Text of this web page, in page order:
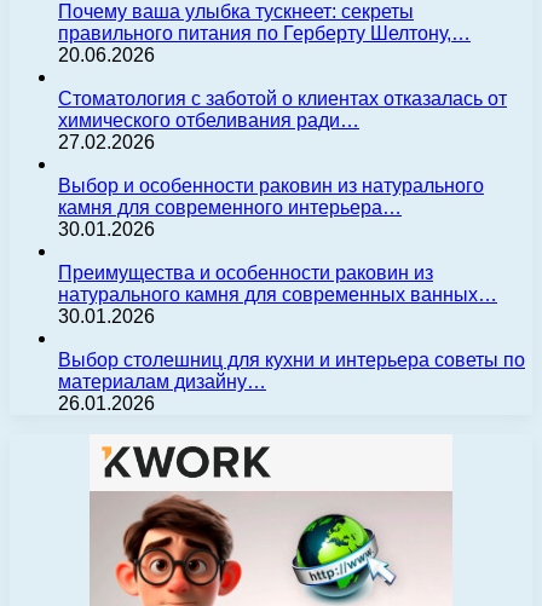
Почему ваша улыбка тускнеет: секреты
правильного питания по Герберту Шелтону,…
20.06.2026
Стоматология с заботой о клиентах отказалась от
химического отбеливания ради…
27.02.2026
Выбор и особенности раковин из натурального
камня для современного интерьера…
30.01.2026
Преимущества и особенности раковин из
натурального камня для современных ванных…
30.01.2026
Выбор столешниц для кухни и интерьера советы по
материалам дизайну…
26.01.2026